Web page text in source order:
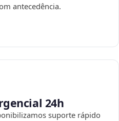
antecedência.
24h
suporte rápido